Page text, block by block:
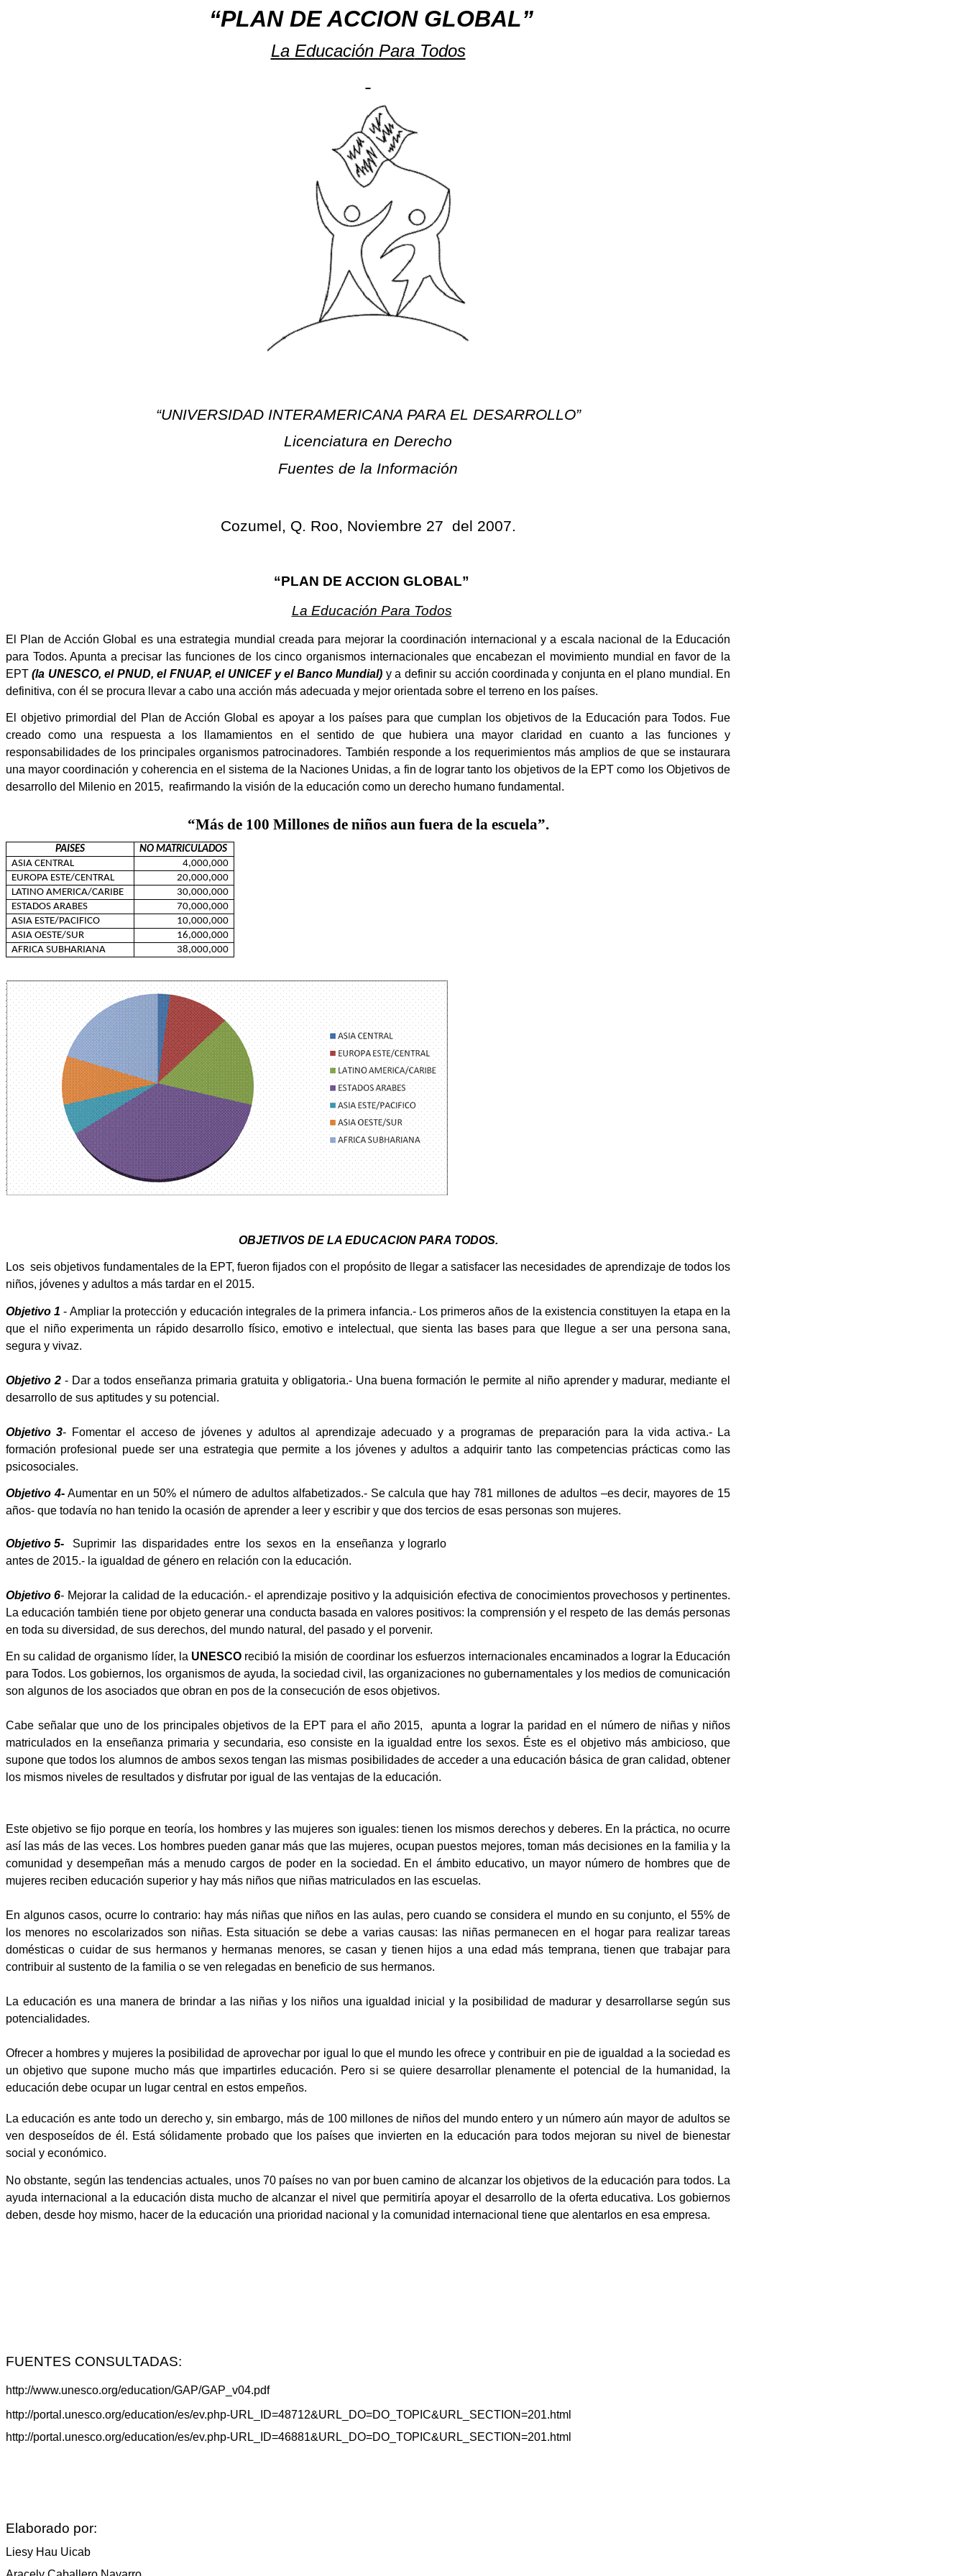
“PLAN DE ACCION GLOBAL”
La Educación ParaTodos
“UNIVERSIDAD INTERAMERICANA PARA EL DESARROLLO”
Licenciatura en Derecho
Fuentes de la Información
Cozumel, Q. Roo, Noviembre 27 del 2007.
“PLAN DE ACCION GLOBAL”
La Educación Para Todos
El Plan de Acción Global es una estrategia mundial creada para mejorar la coordinación internacional y a escala nacional de la Educación
para Todos. Apunta a precisar las funciones de los cinco organismos internacionales que encabezan el movimiento mundial en favor de la
EPT (la UNESCO, el PNUD, el FNUAP, el UNICEF y el Banco Mundial) y a definir su acción coordinada y conjunta en el plano mundial. En
definitiva, con él se procura llevar a cabo una acción más adecuada y mejor orientada sobre el terreno en los países.
El objetivo primordial del Plan de Acción Global es apoyar a los países para que cumplan los objetivos de la Educación para Todos. Fue
creado como una respuesta a los llamamientos en el sentido de que hubiera una mayor claridad en cuanto a las funciones y
responsabilidades de los principales organismos patrocinadores. También responde a los requerimientos más amplios de que se instaurara
una mayor coordinación y coherencia en el sistema de la Naciones Unidas, a fin de lograr tanto los objetivos de la EPT como los Objetivos de
desarrollo del Milenio en 2015, reafirmando la visión de la educación como un derecho humano fundamental.
“Más de 100 Millones de niños aun fuera de la escuela”.
PAISES
NO MATRICULADOS
ASIA CENTRAL
4,000,000
EUROPA ESTE/CENTRAL
20,000,000
LATINO AMERICA/CARIBE
30,000,000
ESTADOS ARABES
70,000,000
ASIA ESTE/PACIFICO
10,000,000
ASIA OESTE/SUR
16,000,000
AFRICA SUBHARIANA 38,000,000
OBJETIVOS DE LA EDUCACION PARATODOS.
Los seis objetivos fundamentales de la EPT, fueron fijados con el propósito de llegar a satisfacer las necesidades de aprendizaje de todos los
niños, jóvenes y adultos a más tardar en el 2015.
Objetivo 1 - Ampliar la protección y educación integrales de la primera infancia.- Los primeros años de la existencia constituyen la etapa en la
que el niño experimenta un rápido desarrollo físico, emotivo e intelectual, que sienta las bases para que llegue a ser una persona sana,
segura y vivaz.
Objetivo 2- Dar a todos enseñanza primaria gratuita y obligatoria.- Una buena formación le permite al niño aprender y madurar, mediante el
desarrollo de sus aptitudes y su potencial.
Objetivo 3- Fomentar el acceso de jóvenes y adultos al aprendizaje adecuado y a programas de preparación para la vida activa.- La
formación profesional puede ser una estrategia que permite a los jóvenes y adultos a adquirir tanto las competencias prácticas como las
psicosociales.
Objetivo 4-Aumentar en un 50% el número de adultos alfabetizados.- Se calcula que hay 781 millones de adultos –es decir, mayores de 15
años- que todavía no han tenido la ocasión de aprender a leer y escribir y que dos tercios de esas personas son mujeres.
Objetivo 5- Suprimir las disparidades entre los sexos en la enseñanza y lograrlo
antes de 2015.- la igualdad de género en relación con la educación.
Objetivo 6- Mejorar la calidad de la educación.- el aprendizaje positivo y la adquisición efectiva de conocimientos provechosos y pertinentes.
La educación también tiene por objeto generar una conducta basada en valores positivos: la comprensión y el respeto de las demás personas
en toda su diversidad, de sus derechos, del mundo natural, del pasado y el porvenir.
En su calidad de organismo líder, la UNESCOrecibió la misión de coordinar los esfuerzos internacionales encaminados a lograr la Educación
para Todos. Los gobiernos, los organismos de ayuda, la sociedad civil, las organizaciones no gubernamentales y los medios de comunicación
son algunos de los asociados que obran en pos de la consecución de esos objetivos.
Cabe señalar que uno de los principales objetivos de la EPTpara el año 2015,
apunta a lograr la paridad en el número de niñas y niños
matriculados en la enseñanza primaria y secundaria, eso consiste en la igualdad entre los sexos. Éste es el objetivo más ambicioso, que
supone que todos los alumnos de ambos sexos tengan las mismas posibilidades de acceder a una educación básica de gran calidad, obtener
los mismos niveles de resultados y disfrutar por igual de las ventajas de la educación.
Este objetivo se fijo porque en teoría, los hombres y las mujeres son iguales: tienen los mismos derechos y deberes. En la práctica, no ocurre
así las más de las veces. Los hombres pueden ganar más que las mujeres, ocupan puestos mejores, toman más decisiones en la familia y la
comunidad y desempeñan más a menudo cargos de poder en la sociedad. En el ámbito educativo, un mayor número de hombres que de
mujeres reciben educación superior y hay más niños que niñas matriculados en las escuelas.
En algunos casos, ocurre lo contrario: hay más niñas que niños en las aulas, pero cuando se considera el mundo en su conjunto, el 55% de
los menores no escolarizados son niñas. Esta situación se debe a varias causas: las niñas permanecen en el hogar para realizar tareas
domésticas o cuidar de sus hermanos y hermanas menores, se casan y tienen hijos a una edad más temprana, tienen que trabajar para
contribuir al sustento de la familia o se ven relegadas en beneficio de sus hermanos.
La educación es una manera de brindar a las niñas y los niños una igualdad inicial y la posibilidad de madurar y desarrollarse según sus
potencialidades.
Ofrecer a hombres y mujeres la posibilidad de aprovechar por igual lo que el mundo les ofrece y contribuir en pie de igualdad a la sociedad es
un objetivo que supone mucho más que impartirles educación. Pero si se quiere desarrollar plenamente el potencial de la humanidad, la
educación debe ocupar un lugar central en estos empeños.
La educación es ante todo un derecho y, sin embargo, más de 100 millones de niños del mundo entero y un número aún mayor de adultos se
ven desposeídos de él. Está sólidamente probado que los países que invierten en la educación para todos mejoran su nivel de bienestar
social y económico.
No obstante, según las tendencias actuales, unos 70 países no van por buen camino de alcanzar los objetivos de la educación para todos. La
ayuda internacional a la educación dista mucho de alcanzar el nivel que permitiría apoyar el desarrollo de la oferta educativa. Los gobiernos
deben, desde hoy mismo, hacer de la educación una prioridad nacional y la comunidad internacional tiene que alentarlos en esa empresa.
FUENTES CONSULTADAS:
http://www.unesco.org/education/GAP/GAP_v04.pdf
http://portal.unesco.org/education/es/ev.php-URL_ID=48712&URL_DO=DO_TOPIC&URL_SECTION=201.html
http://portal.unesco.org/education/es/ev.php-URL_ID=46881&URL_DO=DO_TOPIC&URL_SECTION=201.html
Elaborado por:
Liesy Hau Uicab